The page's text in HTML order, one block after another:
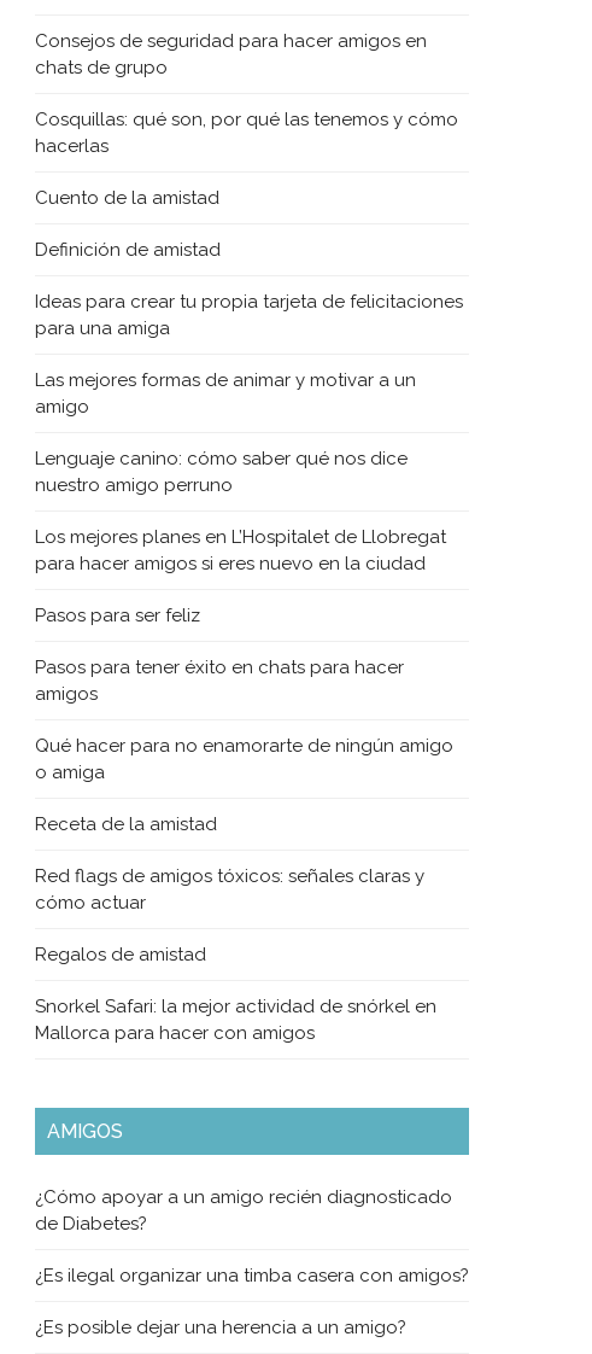
Consejos de seguridad para hacer amigos en
chats de grupo
Cosquillas: qué son, por qué las tenemos y cómo
hacerlas
Cuento de la amistad
Definición de amistad
Ideas para crear tu propia tarjeta de felicitaciones
para una amiga
Las mejores formas de animar y motivar a un
amigo
Lenguaje canino: cómo saber qué nos dice
nuestro amigo perruno
Los mejores planes en L’Hospitalet de Llobregat
para hacer amigos si eres nuevo en la ciudad
Pasos para ser feliz
Pasos para tener éxito en chats para hacer
amigos
Qué hacer para no enamorarte de ningún amigo
o amiga
Receta de la amistad
Red flags de amigos tóxicos: señales claras y
cómo actuar
Regalos de amistad
Snorkel Safari: la mejor actividad de snórkel en
Mallorca para hacer con amigos
AMIGOS
¿Cómo apoyar a un amigo recién diagnosticado
de Diabetes?
¿Es ilegal organizar una timba casera con amigos?
¿Es posible dejar una herencia a un amigo?